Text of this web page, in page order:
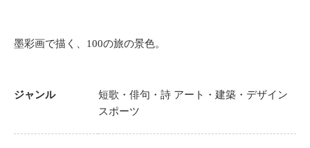
墨彩画で描く、100の旅の景色。
ジャンル 短歌・俳句・詩 アート・建築・デザイン
スポーツ